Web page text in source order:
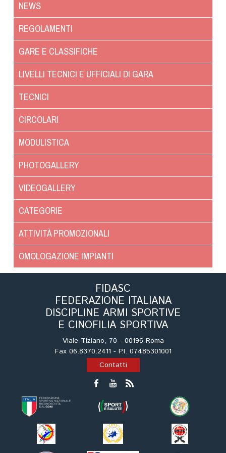
NEWS
REGOLAMENTI
GARE E CLASSIFICHE
LIVELLI TECNICI E UFFICIALI DI GARA
TECNICI
CIRCOLARI
MODULISTICA
PHOTOGALLERY
VIDEOGALLERY
CATEGORIE
ATTIVITÀ PROMOZIONALI
OMOLOGAZIONE IMPIANTI
FIDASC
FEDERAZIONE ITALIANA
DISCIPLINE ARMI SPORTIVE
E CINOFILIA SPORTIVA
Viale Tiziano, 70 - 00196 Roma
Fax 06.8370.2411 - P.I. 07485301001
Contatti
Hoopers
Obedience
Rally Obedience
Ricerca Tartufo
Treibball
Protezione civile Sportiva
Cinofilia Venatoria
Sleddog